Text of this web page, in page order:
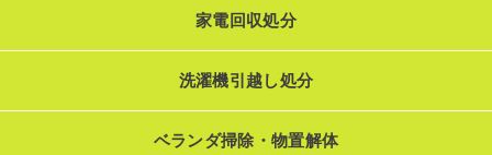
家電回収処分
洗濯機引越し処分
ベランダ掃除・物置解体